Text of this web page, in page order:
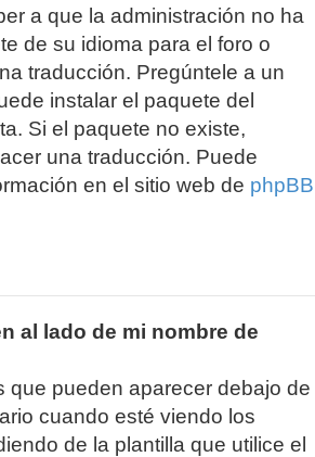
a que la administración no ha
de su idioma para el foro o
traducción. Pregúntele a un
instalar el paquete del
Si el paquete no existe,
una traducción. Puede
en el sitio web de phpBB
al lado de mi nombre de
que pueden aparecer debajo de
cuando esté viendo los
de la plantilla que utilice el